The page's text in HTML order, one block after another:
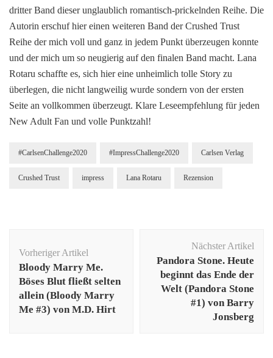
dritter Band dieser unglaublich romantisch-prickelnden Reihe. Die
Autorin erschuf hier einen weiteren Band der Crushed Trust
Reihe der mich voll und ganz in jedem Punkt überzeugen konnte
und der mich um so neugierig auf den finalen Band macht. Lana
Rotaru schaffte es, sich hier eine unheimlich tolle Story zu
überlegen, die nicht langweilig wurde sondern von der ersten
Seite an vollkommen überzeugt. Klare Leseempfehlung für jeden
New Adult Fan und volle Punktzahl!
#CarlsenChallenge2020 #ImpressChallenge2020 Carlsen Verlag
Crushed Trust impress Lana Rotaru Rezension
Vorheriger Artikel
Bloody Marry Me.
Böses Blut fließt selten
allein (Bloody Marry
Me #3) von M.D. Hirt
Nächster Artikel
Pandora Stone. Heute
beginnt das Ende der
Welt (Pandora Stone
#1) von Barry
Jonsberg